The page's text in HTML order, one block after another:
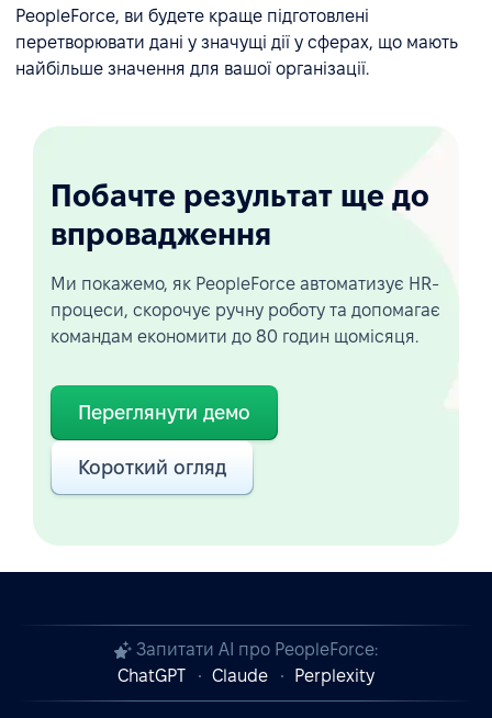
PeopleForce, ви будете краще підготовлені
перетворювати дані у значущі дії у сферах, що мають
найбільше значення для вашої організації.
Побачте результат ще до
впровадження
Ми покажемо, як PeopleForce автоматизує HR-
процеси, скорочує ручну роботу та допомагає
командам економити до 80 годин щомісяця.
Переглянути демо
Короткий огляд
Запитати AI про PeopleForce:
ChatGPT
Claude Perplexity